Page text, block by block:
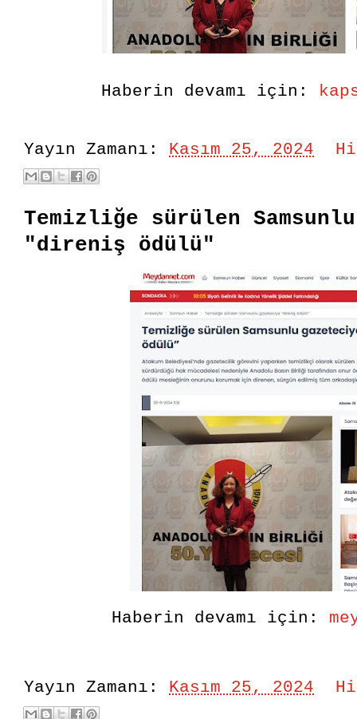
Haberin devamı için:
Yayın Zamanı: Kasım 25, 2024
Temizliğe sürülen
"direniş ödülü"
Haberin devamı için:
Yayın Zamanı: Kasım 25, 2024